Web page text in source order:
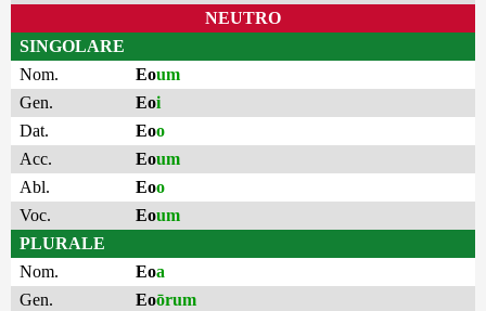
NEUTRO
SINGOLARE
Nom.
Eoum
Gen.
Eoi
Dat.
Eoo
Acc.
Eoum
Abl.
Eoo
Voc.
Eoum
PLURALE
Nom.
Eoa
Gen.
Eoōrum